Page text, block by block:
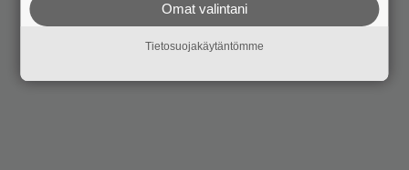
Omat valintani
Tietosuojakäytäntömme